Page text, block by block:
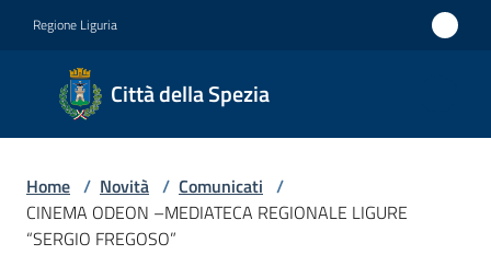
Regione Liguria
Città della Spezia
Città
della
Medaglia
d'oro al
Home / Novità / Comunicati /
CINEMA ODEON –MEDIATECA REGIONALE LIGURE
“SERGIO FREGOSO”